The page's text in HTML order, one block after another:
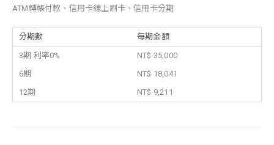
ATM轉帳付款、信用卡線上刷卡、信用卡分期
分期數 每期金額
3期 利率0%
NT$ 35,000
6期
NT$ 18,041
12期
NT$ 9,211